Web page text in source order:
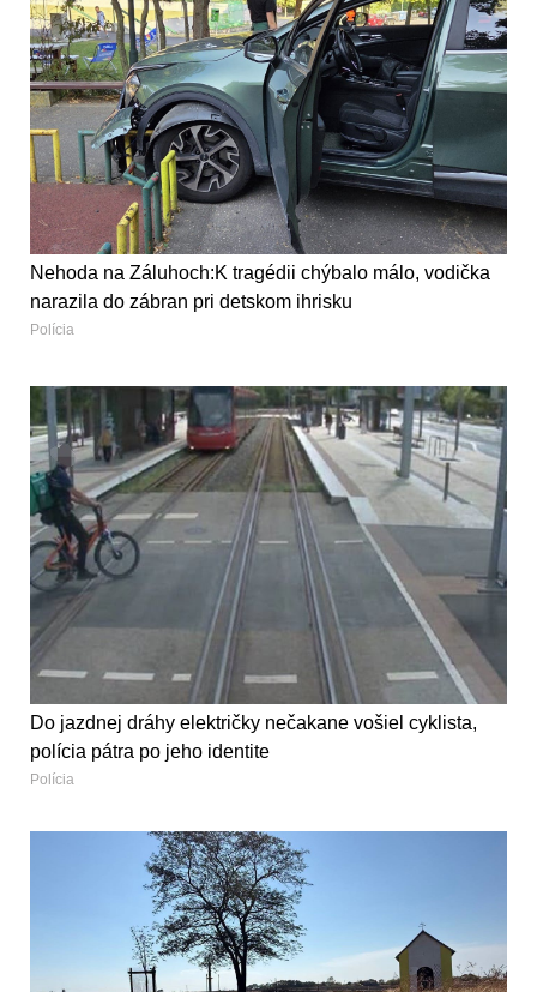
Nehoda na Záluhoch:K tragédii chýbalo málo, vodička
narazila do zábran pri detskom ihrisku
Polícia
Do jazdnej dráhy električky nečakane vošiel cyklista,
polícia pátra po jeho identite
Polícia